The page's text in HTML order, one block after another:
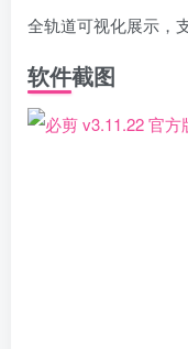
全轨道可视化展示，
软件截图